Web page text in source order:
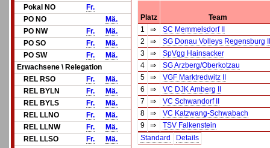
Pokal NO
Fr.
PO NO
Mä.
PO NW
Fr.
Mä.
PO SO
Fr.
Mä.
PO SW
Fr.
Mä.
Erwachsene \ Relegation
REL RSO
Fr.
Mä.
REL BYLN
Fr.
Mä.
REL BYLS
Fr.
Mä.
REL LLNO
Fr.
Mä.
REL LLNW
Fr.
Mä.
REL LLSO
Fr.
Mä.
Platz
Team
1
⇒
SC Memmelsdorf II
2
⇒
SG Donau Volleys Regensburg
3
⇒
SpVgg Hainsacker
4
⇒
SG Arzberg/Oberkotzau
5
⇒
VGF Marktredwitz II
6
⇒
VC DJK Amberg II
7
⇒
VC Schwandorf II
8
⇒
VC Katzwang-Schwabach
9
⇒
TSV Falkenstein
Standard
Details